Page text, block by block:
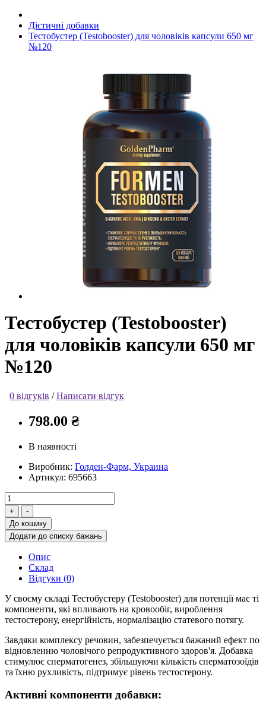
Дієтичні добавки
Тестобустер (Testobooster) для чоловіків капсули 650 мг
№120
Тестобустер (Testobooster)
для чоловіків капсули 650 мг
№120
0 відгуків /Написати відгук
798.00 ₴
В наявності
Виробник: Голден-Фарм, Украина
Артикул: 695663
До кошику
Додати до списку бажань
Опис
Склад
Відгуки (0)
У своєму складі Тестобустеру (Testobooster) для потенції має ті
компоненти, які впливають на кровообіг, вироблення
тестостерону, енергійність, нормалізацію статевого потягу.
Завдяки комплексу речовин, забезпечується бажаний ефект по
відновленню чоловічого репродуктивного здоров'я. Добавка
стимулює сперматогенез, збільшуючи кількість сперматозоїдів
та їхню рухливість, підтримує рівень тестостерону.
Активні компоненти добавки: